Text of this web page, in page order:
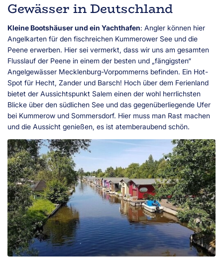
Gewässer in Deutschland
Kleine Bootshäuser und ein Yachthafen: Angler können hier
Angelkarten für den fischreichen Kummerower See und die
Peene erwerben. Hier sei vermerkt, dass wir uns am gesamten
Flusslauf der Peene in einem der besten und „fängigsten“
Angelgewässer Mecklenburg-Vorpommerns befinden. Ein Hot-
Spot für Hecht, Zander und Barsch! Hoch über dem Ferienland
bietet der Aussichtspunkt Salem einen der wohl herrlichsten
Blicke über den südlichen See und das gegenüberliegende Ufer
bei Kummerow und Sommersdorf. Hier muss man Rast machen
und die Aussicht genießen, es ist atemberaubend schön.